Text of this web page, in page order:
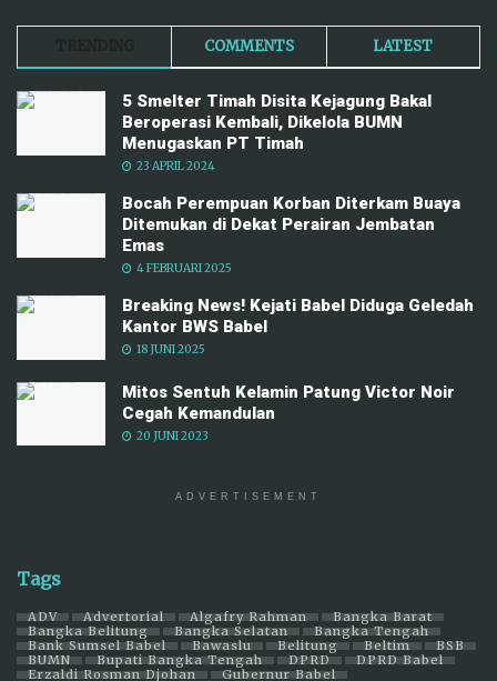
COMMENTS LATEST
5 Smelter Timah Disita Kejagung Bakal
Beroperasi Kembali, Dikelola BUMN
Menugaskan PT Timah
23 APRIL 2024
Bocah Perempuan Korban Diterkam Buaya
Ditemukan di Dekat Perairan Jembatan
Emas
4 FEBRUARI 2025
Breaking News! Kejati Babel Diduga Geledah
Kantor BWS Babel
18 JUNI 2025
Mitos Sentuh Kelamin Patung Victor Noir
Cegah Kemandulan
20 JUNI 2023
ADVERTISEMENT
Tags
ADV Advertorial Algafry Rahman
Bangka Barat
Bangka Belitung
Bangka Selatan
Bangka Tengah
Bank Sumsel Babel
Bawaslu Belitung Beltim
BSB
BUMN
Bupati Bangka Tengah DPRD
DPRD Babel
Erzaldi Rosman Djohan
Gubernur Babel